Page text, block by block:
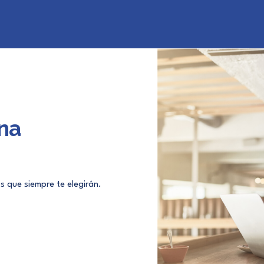
que siempre te elegirán.